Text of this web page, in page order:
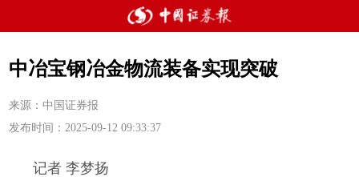
中冶宝钢冶金物流装备实现突破
来源：中国证券报
发布时间：2025-09-12 09:33:37
记者 李梦扬